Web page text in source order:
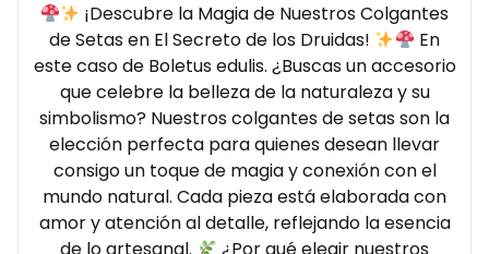
¡Descubre la Magia de Nuestros Colgantes
de Setas en El Secreto de los Druidas!
En
este caso de Boletus edulis. ¿Buscas un accesorio
que celebre la belleza de la naturaleza y su
simbolismo? Nuestros colgantes de setas son la
elección perfecta para quienes desean llevar
consigo un toque de magia y conexión con el
mundo natural. Cada pieza está elaborada con
amor y atención al detalle, reflejando la esencia